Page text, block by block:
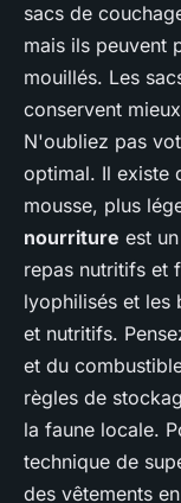
sacs de
mais ils peuvent
mouillés. Les
conservent
N'oubliez pas
optimal. Il existe
mousse, plus
nourriture est
repas nutritifs et
lyophilisés et les
et nutritifs.
et du
règles de
la faune locale.
technique de
des vêtements